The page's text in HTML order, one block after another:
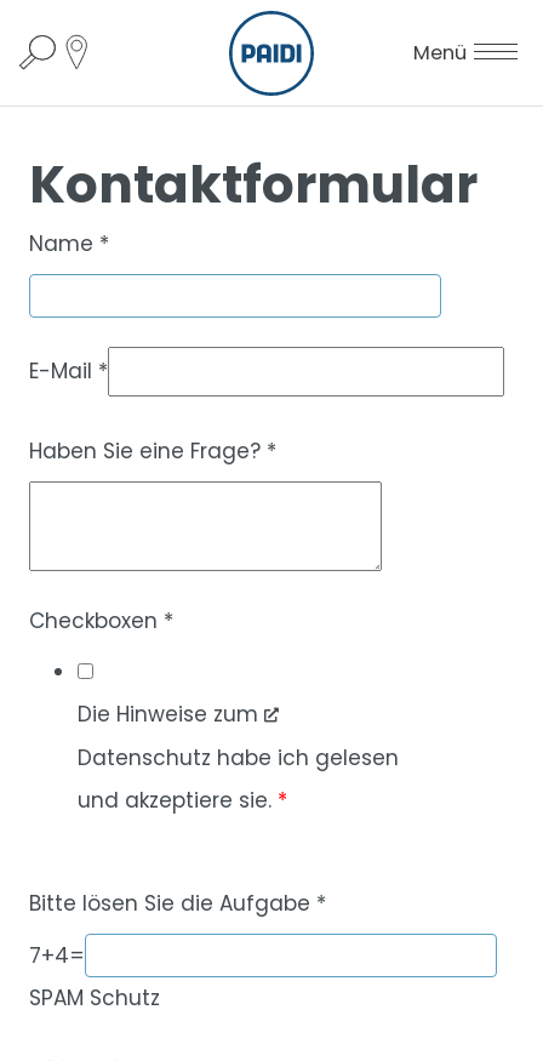
Menü
Kontaktformular
Name *
E-Mail *
Haben Sie eine Frage? *
Checkboxen *
Die Hinweise zum
Datenschutz habe ich gelesen
und akzeptiere sie. *
Bitte lösen Sie die Aufgabe *
7+4=
SPAM Schutz